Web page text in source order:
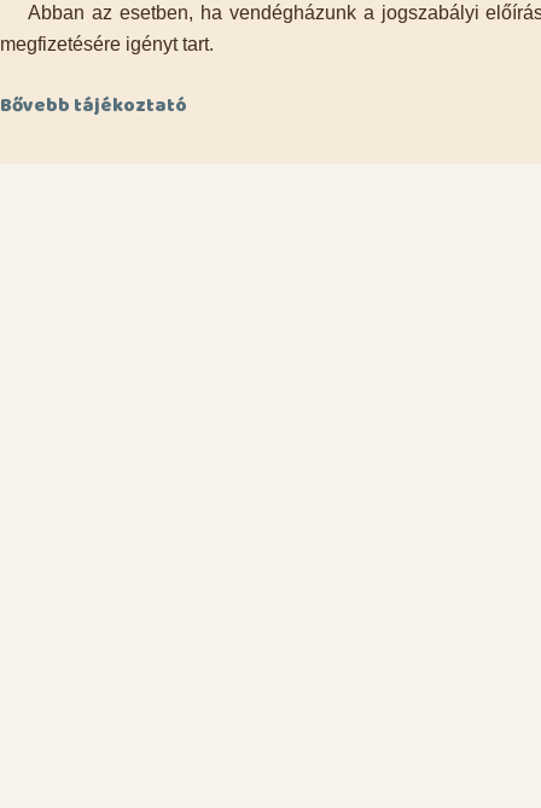
Abban az esetben, ha vendégházunk a jogszabályi
megfizetésére igényt tart.
Bővebb tájékoztató